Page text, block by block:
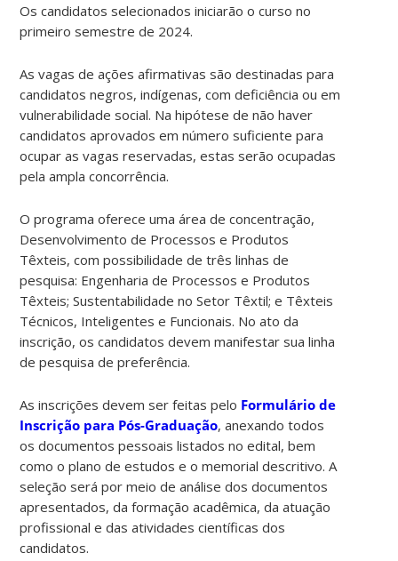
Os candidatos selecionados iniciarão o curso no
primeiro semestre de 2024.
As vagas de ações afirmativas são destinadas para
candidatos negros, indígenas, com deficiência ou em
vulnerabilidade social. Na hipótese de não haver
candidatos aprovados em número suficiente para
ocupar as vagas reservadas, estas serão ocupadas
pela ampla concorrência.
O programa oferece uma área de concentração,
Desenvolvimento de Processos e Produtos
Têxteis, com possibilidade de três linhas de
pesquisa: Engenharia de Processos e Produtos
Têxteis; Sustentabilidade no Setor Têxtil; e Têxteis
Técnicos, Inteligentes e Funcionais. No ato da
inscrição, os candidatos devem manifestar sua linha
de pesquisa de preferência.
As inscrições devem ser feitas pelo Formulário de
Inscrição para Pós-Graduação, anexando todos
os documentos pessoais listados no edital, bem
como o plano de estudos e o memorial descritivo. A
seleção será por meio de análise dos documentos
apresentados, da formação acadêmica, da atuação
profissional e das atividades científicas dos
candidatos.